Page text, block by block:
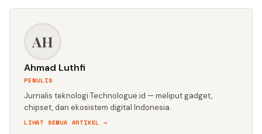
AH
Ahmad Luthfi
PENULIS
Jurnalis teknologi Technologue.id — meliput gadget,
chipset, dan ekosistem digital Indonesia.
LIHAT SEMUA ARTIKEL →